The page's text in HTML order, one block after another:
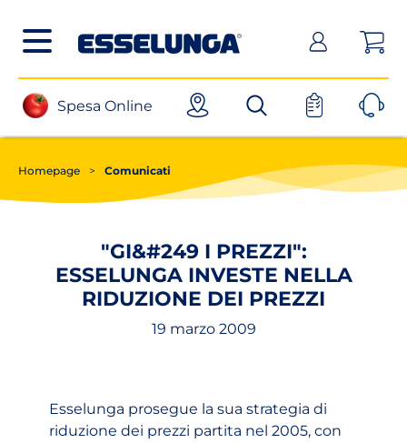
Spesa Online(apri in un nuovo tab)
Homepage > Comunicati
"GI&#249 I PREZZI":
ESSELUNGA INVESTE NELLA
RIDUZIONE DEI PREZZI
19 marzo 2009
Esselunga prosegue la sua strategia di
riduzione dei prezzi partita nel 2005, con